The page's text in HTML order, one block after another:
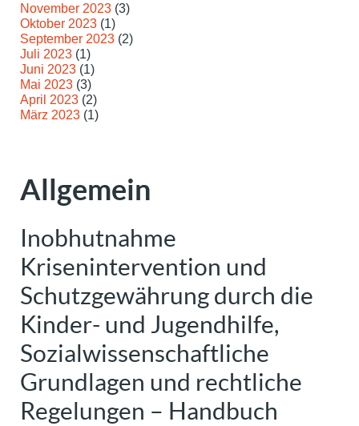
November 2023 (3)
Oktober 2023 (1)
September 2023 (2)
Juli 2023 (1)
Juni 2023 (1)
Mai 2023 (3)
April 2023 (2)
März 2023 (1)
Allgemein
Inobhutnahme
Krisenintervention und
Schutzgewährung durch die
Kinder- und Jugendhilfe,
Sozialwissenschaftliche
Grundlagen und rechtliche
Regelungen – Handbuch